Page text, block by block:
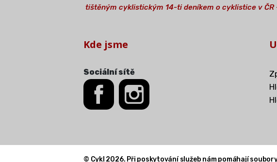
tištěným cyklistickým 14-ti deníkem o cyklistice v ČR
Kde jsme
Sociální sítě
© Cykl 2026. Při poskytování služeb nám pomáhají